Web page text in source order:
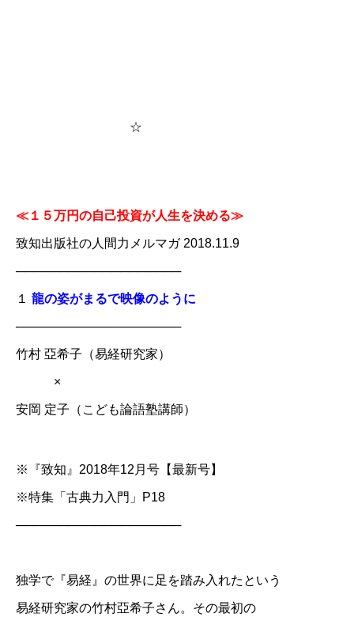
☆
​≪１５万円の自己投資が人生を決める≫
​致知出版社の人間力メルマガ 2018.11.9​
───────────────────
１ 龍の姿がまるで映像のように
───────────────────
竹村 亞希子（易経研究家）
×
安岡 定子（こども論語塾講師）​​​
※『致知』2018年12月号【最新号】
※特集「古典力入門」P18
───────────────────
独学で『易経』の世界に足を踏み入れたという
易経研究家の竹村亞希子さん。その最初の